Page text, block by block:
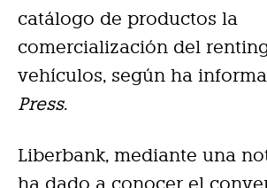
catálogo de productos la
comercialización del
vehículos, según ha
Press.
Liberbank, mediante una